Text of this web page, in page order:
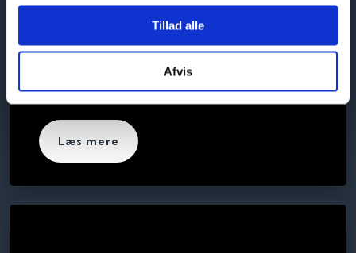
Tillad alle
Afvis
Firmakørsel
Se vores vores tilbud indenfor firmakørsel.
Læs mere​